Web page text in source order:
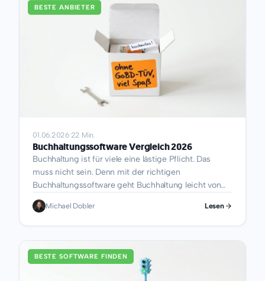
Wichtigste in Kürze Was kann ein PDF-Editor, was
BESTE ANBIETER
01.06.2026·22 Min.
Buchhaltungssoftware Vergleich 2026
Buchhaltung ist für viele eine lästige Pflicht. Das
muss nicht sein. Denn mit der richtigen
Buchhaltungssoftware geht Buchhaltung leicht von
der Hand. Seit 2025 gilt die E-Rechnungspflicht im
B2B-Bereich, Aufbewahrungsfristen wurden verkürzt,
Schwellenwerte für die Buchführungspflicht
oben verschoben. Wer jetzt eine neue
Buchhaltungssoftware auswählt, kauft nicht einfach
Michael Dobler Lesen
BESTE SOFTWARE FINDEN